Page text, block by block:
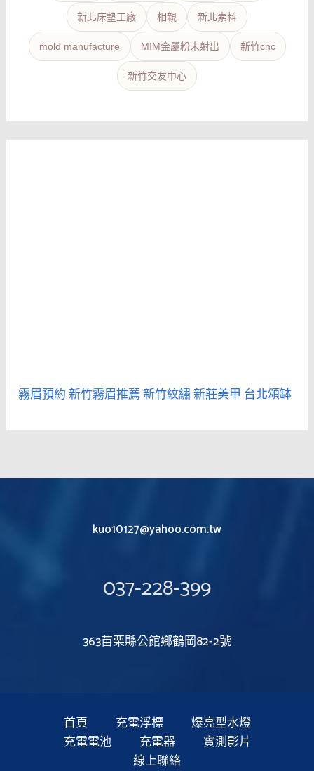
新北床墊工廠 相親 新北素料
mold manufacture MIM金屬粉末射出 新竹cnc
新竹交友中心
霧眉預約新竹霧眉推薦新竹紋繡新莊美甲 台北頌缽
kuo10127@yahoo.com.tw
037-228-399
363苗栗縣公館鄉鶴岡82-2號
首頁 充電浮標
爆亮型水燈
充電電池
充電器
實測影片
線上聯絡